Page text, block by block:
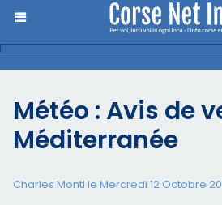
Météo : Avis de
Méditerranée
Charles Monti le Mercredi 12 Octobre